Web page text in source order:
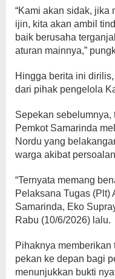
“Kami akan sidak, jika
ijin, kita akan ambil
baik berusaha
aturan mainnya,”
Hingga berita ini
dari pihak pengelola
Sepekan
Pemkot Samarinda
Nordu yang
warga akibat
“Ternyata memang
Pelaksana Tugas (Plt)
Samarinda, Eko
Rabu (10/6/2026) lalu.
Pihaknya memberikan
pekan ke depan bagi
menunjukkan bukti